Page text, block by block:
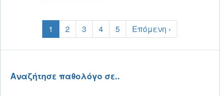
1 2 3 4 5 Επόμενη ›
Αναζήτησε παθολόγο σε..